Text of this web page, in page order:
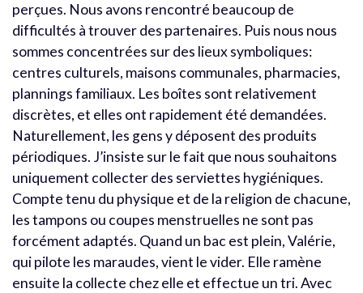
perçues. Nous avons rencontré beaucoup de
difficultés à trouver des partenaires. Puis nous nous
sommes concentrées sur des lieux symboliques:
centres culturels, maisons communales, pharmacies,
plannings familiaux. Les boîtes sont relativement
discrètes, et elles ont rapidement été demandées.
Naturellement, les gens y déposent des produits
périodiques. J’insiste sur le fait que nous souhaitons
uniquement collecter des serviettes hygiéniques.
Compte tenu du physique et de la religion de chacune,
les tampons ou coupes menstruelles ne sont pas
forcément adaptés. Quand un bac est plein, Valérie,
qui pilote les maraudes, vient le vider. Elle ramène
ensuite la collecte chez elle et effectue un tri. Avec